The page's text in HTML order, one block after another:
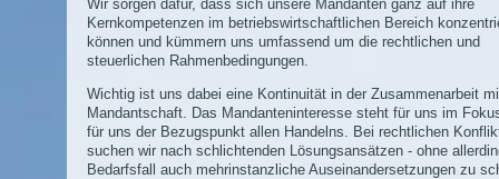
Wir sorgen dafür, dass sich unsere Mandanten ganz auf ihre
Kernkompetenzen im betriebswirtschaftlichen Bereich
können und kümmern uns umfassend um die rechtlichen und
steuerlichen Rahmenbedingungen.
Wichtig ist uns dabei eine Kontinuität in der Zusammenarbeit
Mandantschaft. Das Mandanteninteresse steht für uns im
für uns der Bezugspunkt allen Handelns. Bei rechtlichen
suchen wir nach schlichtenden Lösungsansätzen - ohne
Bedarfsfall auch mehrinstanzliche Auseinandersetzungen zu